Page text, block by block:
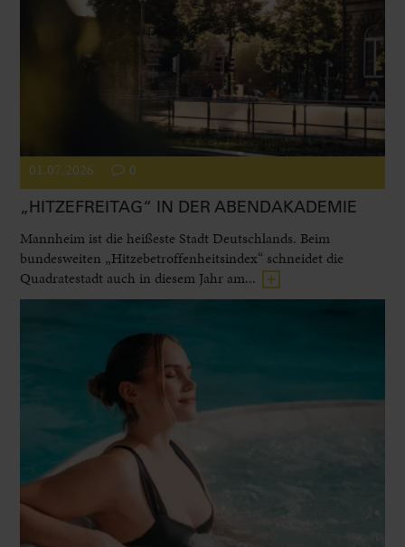
01.07.2026 0
„HITZEFREITAG“ IN DER ABENDAKADEMIE
Mannheim ist die heißeste Stadt Deutschlands. Beim
bundesweiten „Hitzebetroffenheitsindex“ schneidet die
Quadratestadt auch in diesem Jahr am...